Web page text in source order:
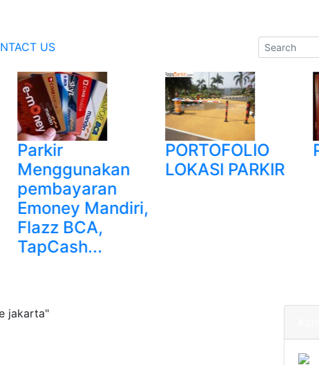
US
Parkir
Menggunakan
pembayaran
Emoney Mandiri,
Flazz BCA,
TapCash...
PORTOFOLIO
LOKASI PARKIR
jakarta"